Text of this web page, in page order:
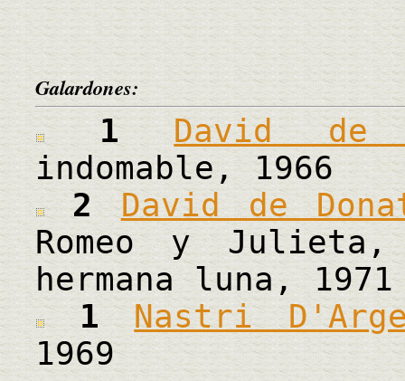
Galardones:
1David de
indomable, 1966
2David de
Romeo y
hermana luna, 1971
1 Nastri
1969